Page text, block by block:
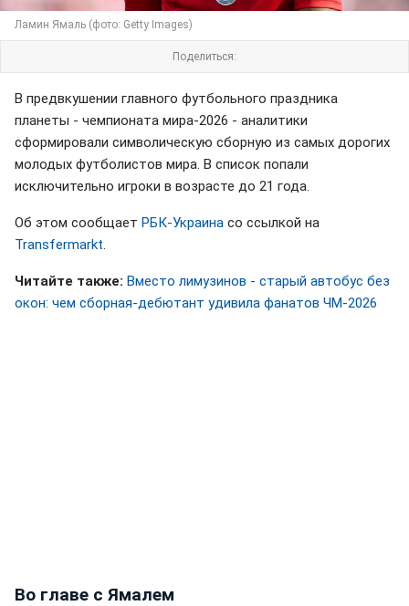
Ламин Ямаль (фото: Getty Images)
Поделиться:
В предвкушении главного футбольного праздника
планеты - чемпионата мира-2026 - аналитики
сформировали символическую сборную из самых дорогих
молодых футболистов мира. В список попали
исключительно игроки в возрасте до 21 года.
Об этом сообщает РБК-Украина со ссылкой на
Transfermarkt
Читайте также: Вместо лимузинов - старый автобус без
окон: чем сборная-дебютант удивила фанатов ЧМ-2026
Во главе с Ямалем